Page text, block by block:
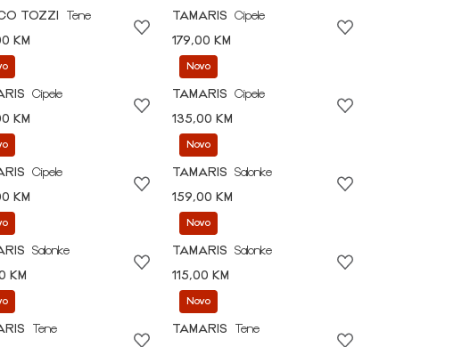
TOZZI
Tene
KM
TAMARIS
Cipele
179,00 KM
Cipele
KM
Novo
TAMARIS
Cipele
135,00 KM
Cipele
KM
Novo
TAMARIS
Salonke
159,00 KM
Salonke
KM
Novo
TAMARIS
Salonke
115,00 KM
Tene
Novo
TAMARIS
Tene